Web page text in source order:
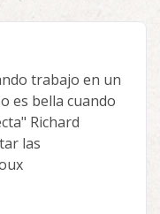
trabajo en un
es bella cuando
Richard
las